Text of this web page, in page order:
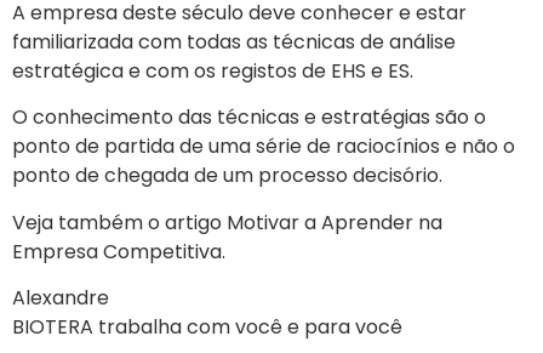
A empresa deste século deve conhecer e estar
familiarizada com todas as técnicas de análise
estratégica e com os registos de EHS e ES.
O conhecimento das técnicas e estratégias são o
ponto de partida de uma série de raciocínios e não o
ponto de chegada de um processo decisório.
Veja também o artigo Motivar a Aprender na
Empresa Competitiva.
Alexandre
BIOTERA trabalha com você e para você